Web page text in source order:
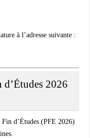
à l’adresse suivante :
2026
d’Études (PFE 2026)